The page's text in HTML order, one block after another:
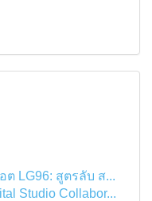
ต LG96: สูตรลับ ส...
Studio Collabor...